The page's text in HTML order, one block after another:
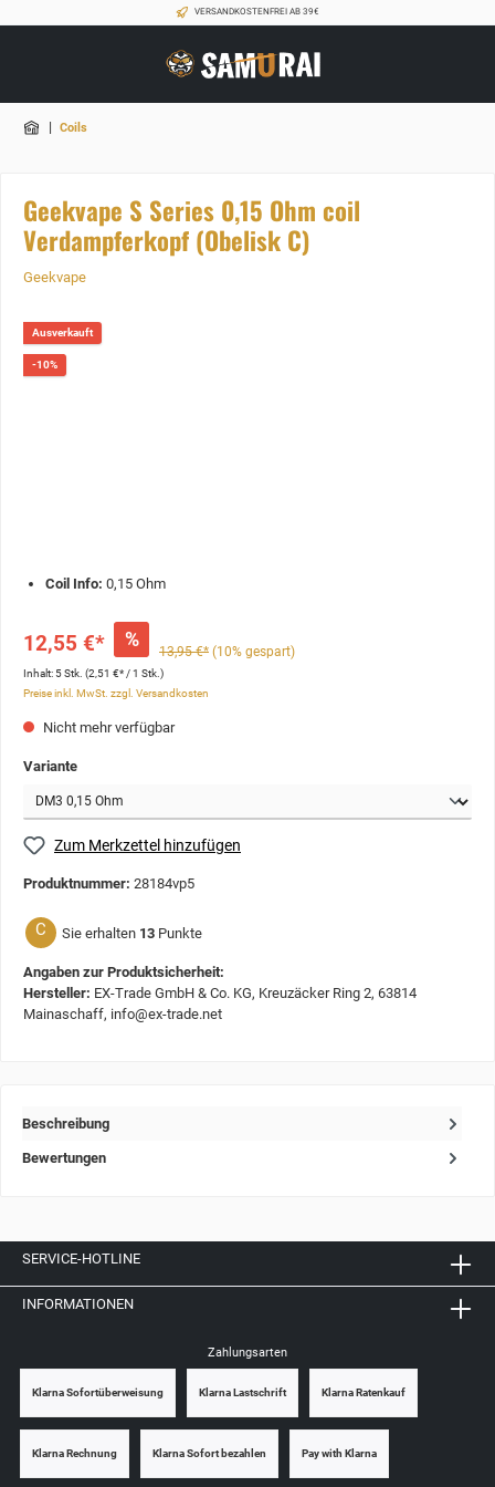
VERSANDKOSTENFREI AB 39€
| Coils
Geekvape S Series 0,15 Ohm coil
Verdampferkopf (Obelisk C)
Geekvape
Ausverkauft
-10%
Coil Info: 0,15 Ohm
12,55 €* %
13,95 €* (10% gespart)
Inhalt:5 Stk. (2,51 €* / 1 Stk.)
Preise inkl. MwSt. zzgl. Versandkosten
Nicht mehr verfügbar
Variante
Zum Merkzettel hinzufügen
Produktnummer: 28184vp5
C Sie erhalten 13 Punkte
Angaben zur Produktsicherheit:
Hersteller: EX-Trade GmbH & Co. KG, Kreuzäcker Ring 2, 63814
Mainaschaff, info@ex-trade.net
Beschreibung
Bewertungen
SERVICE-HOTLINE
INFORMATIONEN
Zahlungsarten
Klarna Sofortüberweisung Klarna Lastschrift Klarna Ratenkauf
Klarna Rechnung Klarna Sofort bezahlen Pay with Klarna